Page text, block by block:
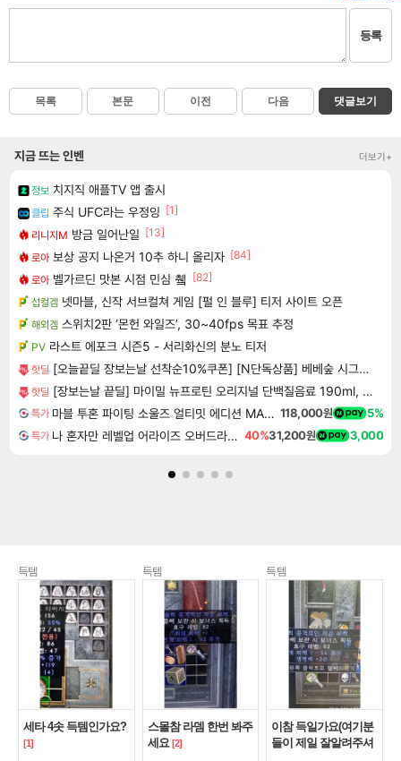
등록
목록 본문 이전 다음 댓글보기
지금 뜨는 인벤 더보기+
정보 치지직 애플TV 앱 출시
클립 주식 UFC라는 우정잉 [1]
리니지M 방금 일어난일 [13]
로아 보상 공지 나온거 10추 하니 올리자 [84]
로아 벨가르딘 맛본 시점 민심 췤
[82]
섭컬겜 넷마블, 신작 서브컬쳐 게임 [펄 인 블루] 티저 사이트 오픈
해외겜 스위치2판 ‘몬헌 와일즈’, 30~40fps 목표 추정
PV 라스트 에포크 시즌5 - 서리화신의 분노 티저
핫딜 [오늘끝딜 장보는날 선착순10%쿠폰] [N단독상품] 베베숲 시그니처 블랙 헤리티지 66매 캡 20팩 / 85평량 빅사이즈 프리미엄 비건 신생아 아기물티슈
핫딜 [장보는날 끝딜] 마이밀 뉴프로틴 오리지널 단백질음료 190ml, 30개 [원산지:상세설명에 표시]
특가 마블 투혼 파이팅 소울즈 얼티밋 에디션 MARVEL Tokon Fighting Souls Ultimate Edition 118,000원 5%
특가 나 혼자만 레벨업 어라이즈 오버드라이브 디럭스 에디션 Solo Leveling Arise Overdrive Deluxe Edition 40%31,200원 3,000
득템
세타 4솟 득템인가요?
[1]
득템
스몰참 라뎀 한번 봐주
세요 [2]
득템
이참 득일가요(여기분
들이 제일 잘알려주셔